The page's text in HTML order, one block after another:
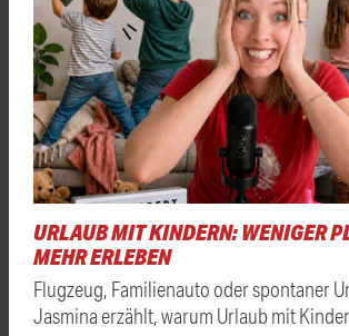
URLAUB MIT KINDERN: WENIGER
MEHR ERLEBEN
Flugzeug, Familienauto oder spontaner
Jasmina erzählt, warum Urlaub mit